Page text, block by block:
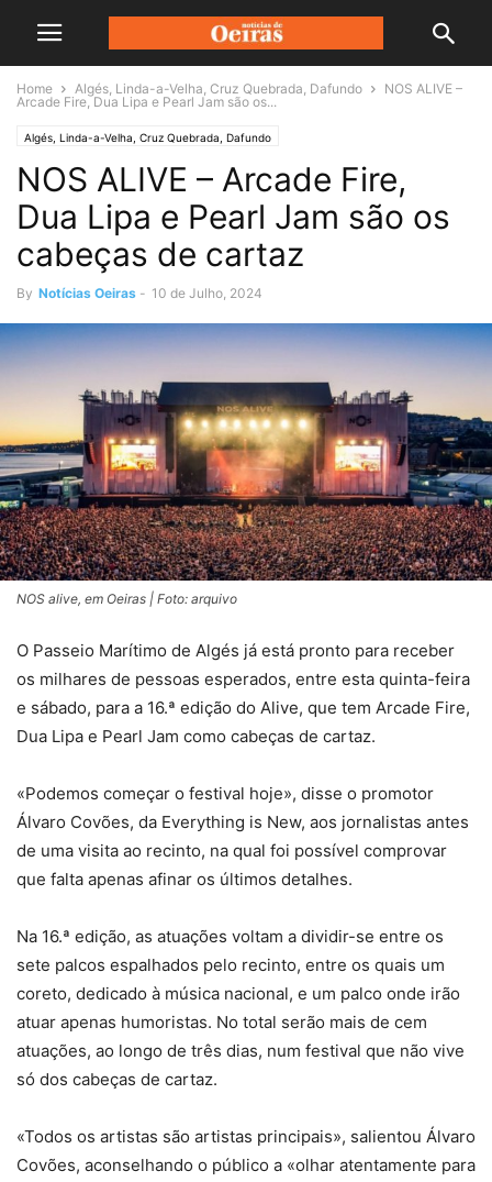
Home Algés, Linda-a-Velha, Cruz Quebrada, Dafundo
NOS ALIVE –
Arcade Fire, Dua Lipa e Pearl Jam são os...
Algés, Linda-a-Velha, Cruz Quebrada, Dafundo
NOS ALIVE – Arcade Fire,
Dua Lipa e Pearl Jam são os
cabeças de cartaz
By Notícias Oeiras - 10 de Julho, 2024
NOS alive, em Oeiras | Foto: arquivo
O Passeio Marítimo de Algés já está pronto para receber
os milhares de pessoas esperados, entre esta quinta-feira
e sábado, para a 16.ª edição do Alive, que tem Arcade Fire,
Dua Lipa e Pearl Jam como cabeças de cartaz.
«Podemos começar o festival hoje», disse o promotor
Álvaro Covões, da Everything is New, aos jornalistas antes
de uma visita ao recinto, na qual foi possível comprovar
que falta apenas afinar os últimos detalhes.
Na 16.ª edição, as atuações voltam a dividir-se entre os
sete palcos espalhados pelo recinto, entre os quais um
coreto, dedicado à música nacional, e um palco onde irão
atuar apenas humoristas. No total serão mais de cem
atuações, ao longo de três dias, num festival que não vive
só dos cabeças de cartaz.
«Todos os artistas são artistas principais», salientou Álvaro
Covões, aconselhando o público a «olhar atentamente para